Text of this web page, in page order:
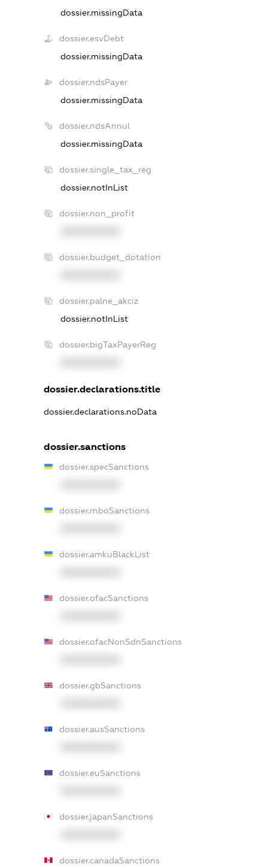
dossier.missingData
dossier.esvDebt
dossier.missingData
dossier.ndsPayer
dossier.missingData
dossier.ndsAnnul
dossier.missingData
dossier.single_tax_reg
dossier.notInList
dossier.non_profit
dossier.budget_dotation
dossier.palne_akciz
dossier.notInList
dossier.bigTaxPayerReg
dossier.declarations.title
dossier.declarations.noData
dossier.sanctions
dossier.specSanctions
dossier.rnboSanctions
dossier.amkuBlackList
dossier.ofacSanctions
dossier.ofacNonSdnSanctions
dossier.gbSanctions
dossier.ausSanctions
dossier.euSanctions
dossier.japanSanctions
dossier.canadaSanctions